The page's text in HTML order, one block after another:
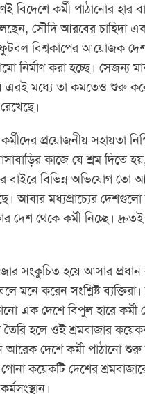
বিদেশে কর্মী পাঠানোর হার
সৌদি আরবের চাহিদা
বিশ্বকাপের আয়োজক
নির্মাণ করা হচ্ছে। সেজন্য
এরই মধ্যে তা কমতেও শুরু
কর্মীদের প্রয়োজনীয় সহায়তা
কাজে যে শ্রম দিতে
বিভিন্ন অভিযোগ তো
আবার মধ্যপ্রাচ্যের
দেশ থেকে কর্মী নিচ্ছে।
সংকুচিত হয়ে আসার
মনে করেন সংশ্লিষ্ট
এক দেশে বিপুল হারে
হলে ওই শ্রমবাজার
আরেক দেশে কর্মী পাঠানো
কয়েকটি দেশের